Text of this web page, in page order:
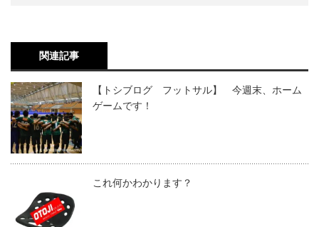
関連記事
【トシブログ フットサル】 今週末、ホーム
ゲームです！
これ何かわかります？